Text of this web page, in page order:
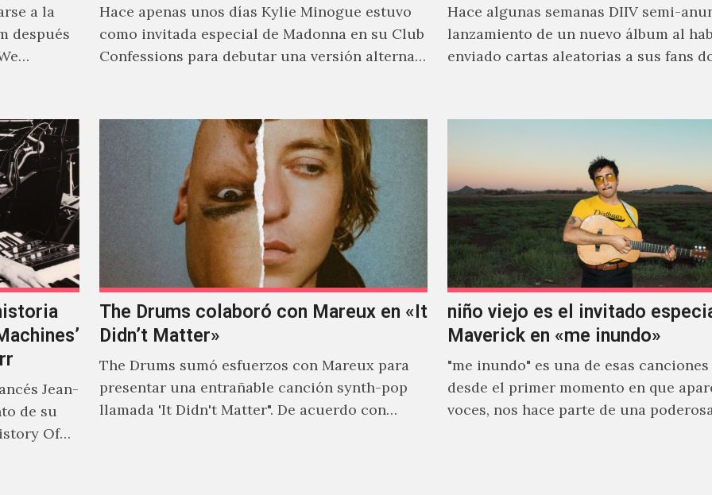
a la
después
Hace apenas unos días Kylie Minogue estuvo
como invitada especial de Madonna en su Club
Confessions para debutar una versión alterna
Hace algunas semanas DIIV semi-
lanzamiento de un nuevo álbum al
enviado cartas aleatorias a sus fans
Jean-
de su
Of
The Drums colaboró con Mareux en «It
Didn’t Matter»
The Drums sumó esfuerzos con Mareux para
presentar una entrañable canción synth-pop
llamada 'It Didn't Matter". De acuerdo con
niño viejo es el invitado
Maverick en «me inundo»
"me inundo" es una de esas canciones
desde el primer momento en que
voces, nos hace parte de una